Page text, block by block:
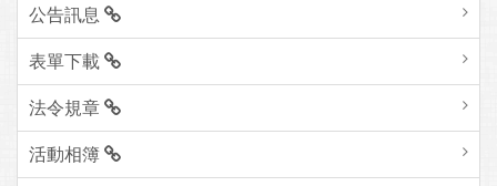
公告訊息
表單下載
法令規章
活動相簿